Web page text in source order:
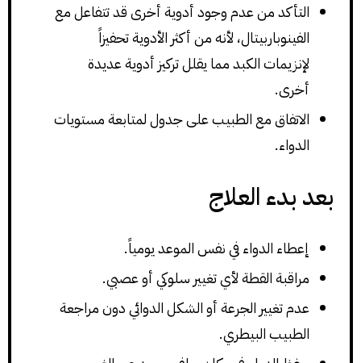
التأكد من عدم وجود أدوية أخرى قد تتفاعل مع
الفينوباربيتال، لأنه من أكثر الأدوية تحفيزاً
لإنزيمات الكبد مما يقلل تركيز أدوية عديدة
أخرى.
الاتفاق مع الطبيب على جدول لمتابعة مستويات
الدواء.
بعد بدء العلاج
إعطاء الدواء في نفس الموعد يومياً.
مراقبة القطة لأي تغيير سلوكي أو عصبي.
عدم تغيير الجرعة أو الشكل الدوائي دون مراجعة
الطبيب البيطري.